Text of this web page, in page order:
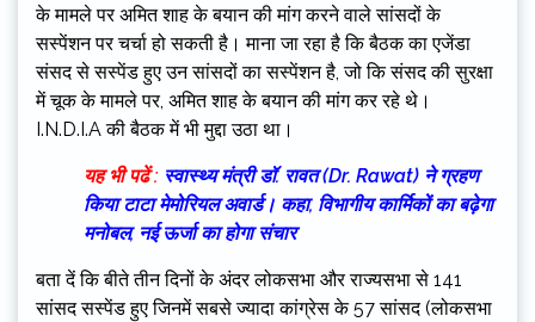
के मामले पर अमित शाह के बयान की मांग करने वाले सांसदों के
सस्पेंशन पर चर्चा हो सकती है। माना जा रहा है कि बैठक का एजेंडा
संसद से सस्पेंड हुए उन सांसदों का सस्पेंशन है, जो कि संसद की सुरक्षा
में चूक के मामले पर, अमित शाह के बयान की मांग कर रहे थे।
I.N.D.I.A की बैठक में भी मुद्दा उठा था।
यह भी पढें : स्वास्थ्य मंत्री डॉ. रावत (Dr. Rawat) ने ग्रहण
किया टाटा मेमोरियल अवार्ड। कहा, विभागीय कार्मिकों का बढ़ेगा
मनोबल, नई ऊर्जा का होगा संचार
बता दें कि बीते तीन दिनों के अंदर लोकसभा और राज्यसभा से 141
सांसद सस्पेंड हुए जिनमें सबसे ज्यादा कांग्रेस के 57 सांसद (लोकसभा